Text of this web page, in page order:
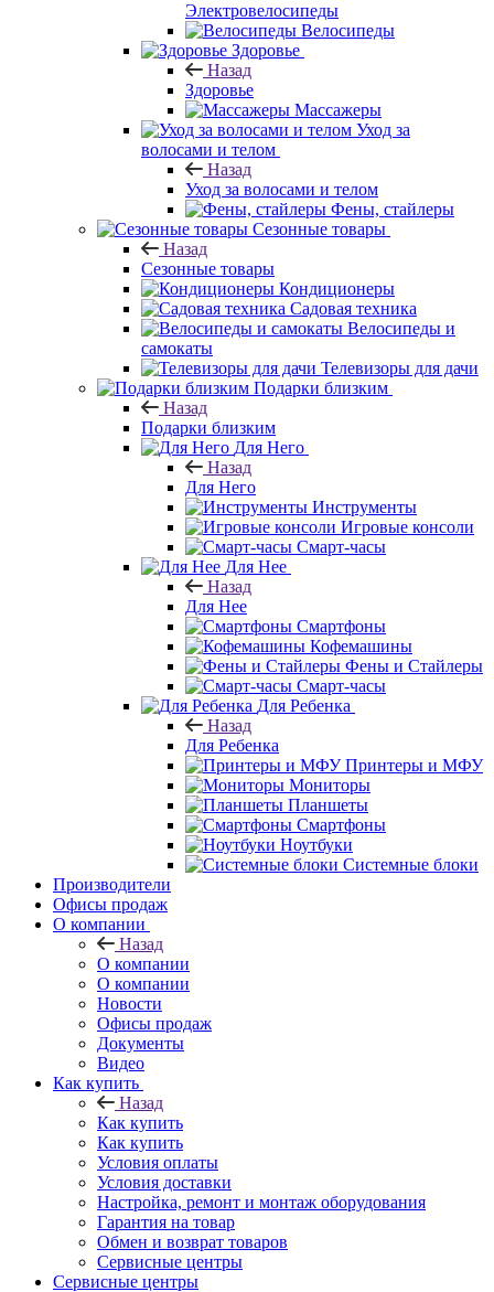
Электровелосипеды
Велосипеды
Здоровье
Назад
Здоровье
Массажеры
Уход за
волосами и телом
Назад
Уход за волосами и телом
Фены, стайлеры
Сезонные товары
Назад
Сезонные товары
Кондиционеры
Садовая техника
Велосипеды и
самокаты
Телевизоры для дачи
Подарки близким
Назад
Подарки близким
Для Него
Назад
Для Него
Инструменты
Игровые консоли
Смарт-часы
Для Нее
Назад
Для Нее
Смартфоны
Кофемашины
Фены и Стайлеры
Смарт-часы
Для Ребенка
Назад
Для Ребенка
Принтеры и МФУ
Мониторы
Планшеты
Смартфоны
Ноутбуки
Системные блоки
Производители
Офисы продаж
О компании
Назад
О компании
О компании
Новости
Офисы продаж
Документы
Видео
Как купить
Назад
Как купить
Как купить
Условия оплаты
Условия доставки
Настройка, ремонт и монтаж оборудования
Гарантия на товар
Обмен и возврат товаров
Сервисные центры
Сервисные центры